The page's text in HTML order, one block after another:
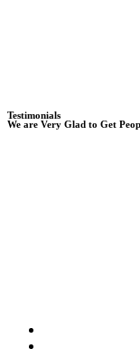
Testimonials
We are Very Glad to Get